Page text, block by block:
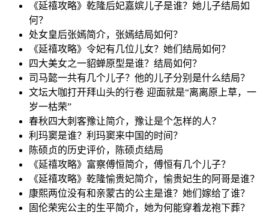
《延禧攻略》乾隆后妃嘉嫔儿子是谁？她儿子结局如
何？
处女皇后张嫣简介，张嫣结局如何？
《延禧攻略》令妃有几位儿女？她们结局如何？
四大美女之一貂蝉原型是谁？结局如何？
司马懿一共有几个儿子？他的儿子分别是什么结局？
文坛大咖打开拜山头的行卷 迎面就是“离离原上草，一
岁一枯荣”
春秋四大刺客豫让简介，豫让是个怎样的人？
利玛窦是谁？利玛窦来中国的时间？
陈硕贞的历史评价，陈硕贞结局
《延禧攻略》富察傅恒简介，傅恒有几个儿子？
《延禧攻略》乾隆愉贵妃简介，愉贵妃生的阿哥是谁？
康熙两位没有和亲蒙古的公主是谁？她们嫁给了谁？
固伦荣宪公主的生平简介，她为何能穿着龙袍下葬？